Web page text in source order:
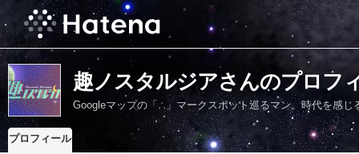
趣ノスタルジアさんのプロフ
Googleマップの「∴」マークスポット巡るマン。時代を感じ
プロフィール